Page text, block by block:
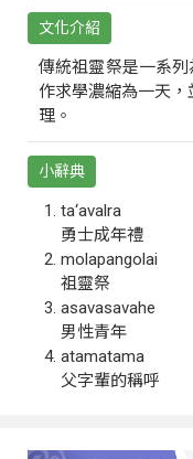
文化介紹
傳統祖靈祭是一系
作求學濃縮為一天，
理。
小辭典
ta‘avalra
勇士成年禮
molapangolai
祖靈祭
asavasavahe
男性青年
atamatama
父字輩的稱呼